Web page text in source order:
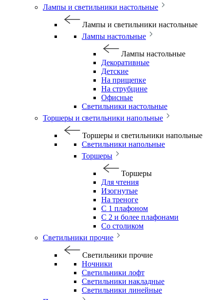
Лампы и светильники настольные
Лампы и светильники настольные
Лампы настольные
Лампы настольные
Декоративные
Детские
На прищепке
На струбцине
Офисные
Светильники настольные
Торшеры и светильники напольные
Торшеры и светильники напольные
Светильники напольные
Торшеры
Торшеры
Для чтения
Изогнутые
На треноге
С 1 плафоном
С 2 и более плафонами
Со столиком
Светильники прочие
Светильники прочие
Ночники
Светильники лофт
Светильники накладные
Светильники линейные